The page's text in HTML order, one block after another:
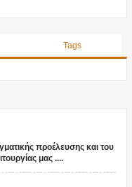
Tags
προέλευσης και του
μας ....